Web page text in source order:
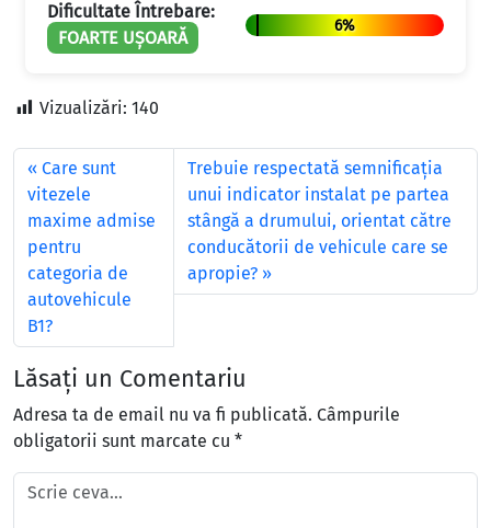
Dificultate Întrebare:
FOARTE UȘOARĂ
6%
Vizualizări: 140
Care sunt
vitezele
maxime admise
pentru
categoria de
autovehicule
B1?
Trebuie respectată semnificaţia
unui indicator instalat pe partea
stângă a drumului, orientat către
conducătorii de vehicule care se
apropie?
Lăsați un Comentariu
Adresa ta de email nu va fi publicată. Câmpurile
obligatorii sunt marcate cu *